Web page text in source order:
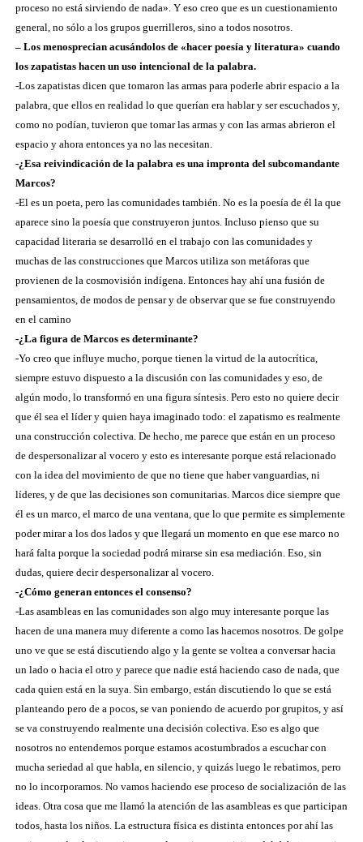
proceso no está sirviendo de nada». Y eso creo que es un cuestionamiento
general, no sólo a los grupos guerrilleros, sino a todos nosotros.
– Los menosprecian acusándolos de «hacer poesía y literatura» cuando
los zapatistas hacen un uso intencional de la palabra.
-Los zapatistas dicen que tomaron las armas para poderle abrir espacio a la
palabra, que ellos en realidad lo que querían era hablar y ser escuchados y,
como no podían, tuvieron que tomar las armas y con las armas abrieron el
espacio y ahora entonces ya no las necesitan.
-¿Esa reivindicación de la palabra es una impronta del subcomandante
Marcos?
-El es un poeta, pero las comunidades también. No es la poesía de él la que
aparece sino la poesía que construyeron juntos. Incluso pienso que su
capacidad literaria se desarrolló en el trabajo con las comunidades y
muchas de las construcciones que Marcos utiliza son metáforas que
provienen de la cosmovisión indígena. Entonces hay ahí una fusión de
pensamientos, de modos de pensar y de observar que se fue construyendo
en el camino
-¿La figura de Marcos es determinante?
-Yo creo que influye mucho, porque tienen la virtud de la autocrítica,
siempre estuvo dispuesto a la discusión con las comunidades y eso, de
algún modo, lo transformó en una figura síntesis. Pero esto no quiere decir
que él sea el líder y quien haya imaginado todo: el zapatismo es realmente
una construcción colectiva. De hecho, me parece que están en un proceso
de despersonalizar al vocero y esto es interesante porque está relacionado
con la idea del movimiento de que no tiene que haber vanguardias, ni
líderes, y de que las decisiones son comunitarias. Marcos dice siempre que
él es un marco, el marco de una ventana, que lo que permite es simplemente
poder mirar a los dos lados y que llegará un momento en que ese marco no
hará falta porque la sociedad podrá mirarse sin esa mediación. Eso, sin
dudas, quiere decir despersonalizar al vocero.
-¿Cómo generan entonces el consenso?
-Las asambleas en las comunidades son algo muy interesante porque las
hacen de una manera muy diferente a como las hacemos nosotros. De golpe
uno ve que se está discutiendo algo y la gente se voltea a conversar hacia
un lado o hacia el otro y parece que nadie está haciendo caso de nada, que
cada quien está en la suya. Sin embargo, están discutiendo lo que se está
planteando pero de a pocos, se van poniendo de acuerdo por grupitos, y así
se va construyendo realmente una decisión colectiva. Eso es algo que
nosotros no entendemos porque estamos acostumbrados a escuchar con
mucha seriedad al que habla, en silencio, y quizás luego le rebatimos, pero
no lo incorporamos. No vamos haciendo ese proceso de socialización de las
ideas. Otra cosa que me llamó la atención de las asambleas es que participan
todos, hasta los niños. La estructura física es distinta entonces por ahí las